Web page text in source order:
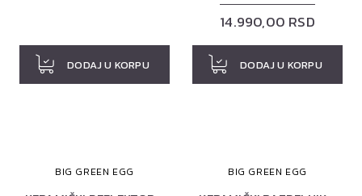
DODAJ U KORPU
14.990,00 RSD
DODAJ U KORPU
BIG GREEN EGG BIG GREEN EGG